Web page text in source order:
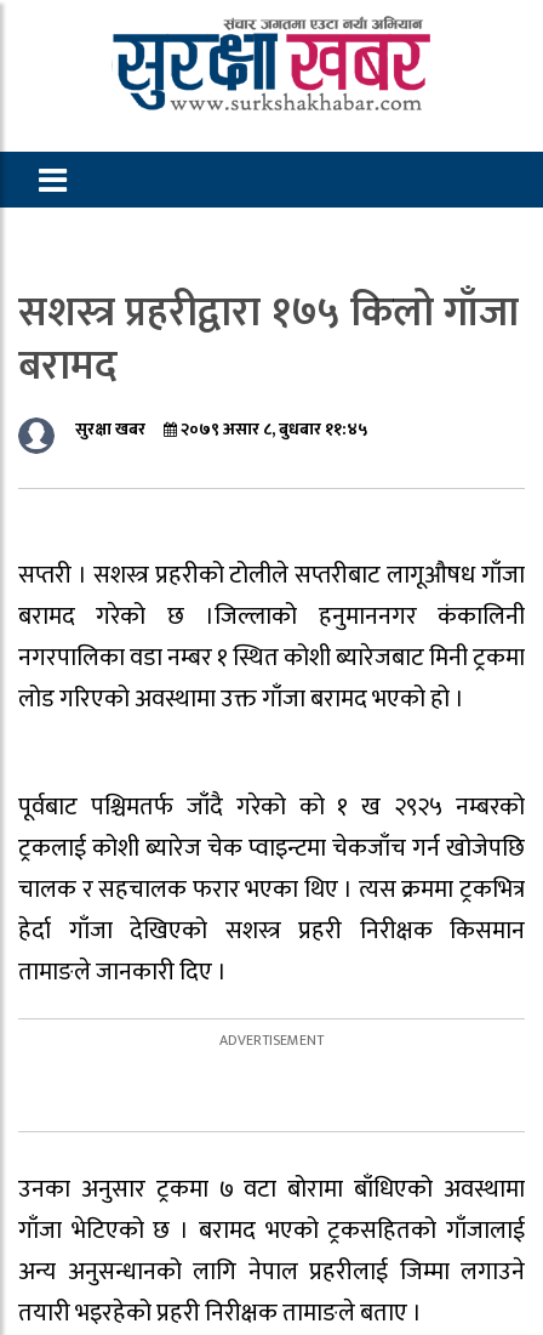
सशस्त्र प्रहरीद्वारा १७५ किलो गाँजा
बरामद
सुरक्षा खबर २०७९ असार ८, बुधबार ११:४५
सप्तरी । सशस्त्र प्रहरीको टोलीले सप्तरीबाट लागूऔषध गाँजा
बरामद गरेको छ ।जिल्लाको हनुमाननगर कंकालिनी
नगरपालिका वडा नम्बर १ स्थित कोशी ब्यारेजबाट मिनी ट्रकमा
लोड गरिएको अवस्थामा उक्त गाँजा बरामद भएको हो ।
पूर्वबाट पश्चिमतर्फ जाँदै गरेको को १ ख २९२५ नम्बरको
ट्रकलाई कोशी ब्यारेज चेक प्वाइन्टमा चेकजाँच गर्न खोजेपछि
चालक र सहचालक फरार भएका थिए । त्यस क्रममा ट्रकभित्र
हेर्दा गाँजा देखिएको सशस्त्र प्रहरी निरीक्षक किसमान
तामाङले जानकारी दिए ।
उनका अनुसार ट्रकमा ७ वटा बोरामा बाँधिएको अवस्थामा
गाँजा भेटिएको छ । बरामद भएको ट्रकसहितको गाँजालाई
अन्य अनुसन्धानको लागि नेपाल प्रहरीलाई जिम्मा लगाउने
तयारी भइरहेको प्रहरी निरीक्षक तामाङले बताए ।